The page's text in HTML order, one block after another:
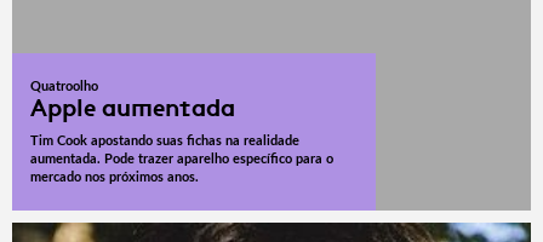
Quatroolho
Apple aumentada
Tim Cook apostando suas fichas na realidade
aumentada. Pode trazer aparelho específico para o
mercado nos próximos anos.